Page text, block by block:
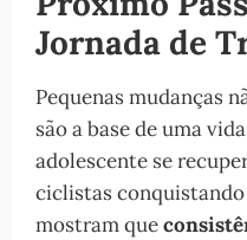
Jornada de
Pequenas mudanças
são a base de uma
adolescente se
ciclistas
mostram que